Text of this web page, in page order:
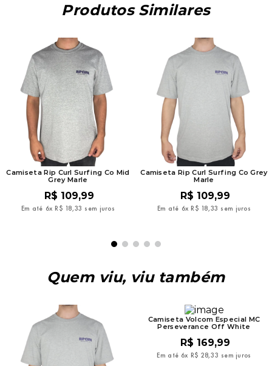
Produtos Similares
Camiseta Rip Curl Surfing Co Mid
Grey Marle
R$ 109,99
Em até 6x R$ 18,33 sem juros
Camiseta Rip Curl Surfing Co Grey
Marle
R$ 109,99
Em até 6x R$ 18,33 sem juros
Quem viu, viu também
Camiseta Volcom Especial MC
Perseverance Off White
R$ 169,99
Em até 6x R$ 28,33 sem juros